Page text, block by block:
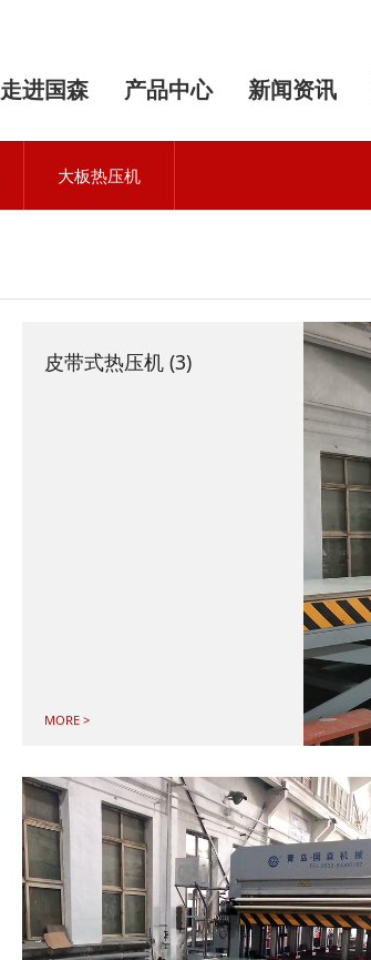
走进国森 产品中心 新闻资讯
大板热压机
皮带式热压机 (3)
MORE >